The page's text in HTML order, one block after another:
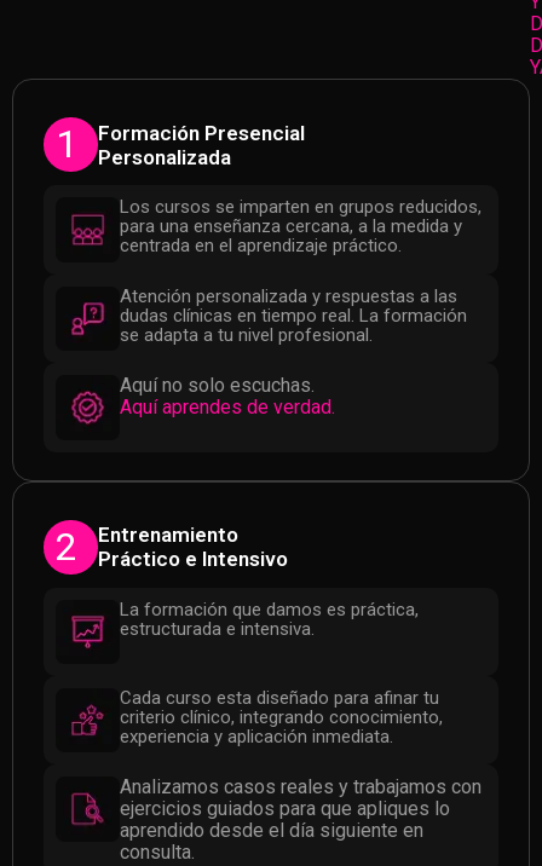
1
Formación Presencial
Personalizada
Los cursos se imparten en grupos reducidos,
para una enseñanza cercana, a la medida y
centrada en el aprendizaje práctico.
Atención personalizada y respuestas a las
dudas clínicas en tiempo real. La formación
se adapta a tu nivel profesional.
Aquí no solo escuchas.
Aquí aprendes de verdad.
2
Entrenamiento
Práctico e Intensivo
La formación que damos es práctica,
estructurada e intensiva.
Cada curso esta diseñado para afinar tu
criterio clínico, integrando conocimiento,
experiencia y aplicación inmediata.
Analizamos casos reales y trabajamos con
ejercicios guiados para que apliques lo
aprendido desde el día siguiente en
consulta.